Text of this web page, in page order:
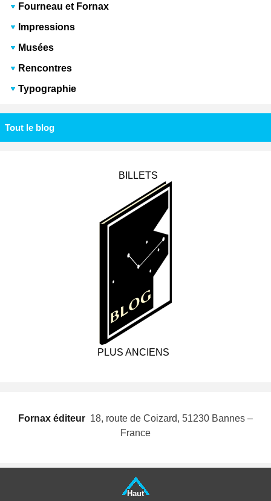
Fourneau et Fornax
Impressions
Musées
Rencontres
Typographie
Tout le blog
BILLETS
PLUS ANCIENS
Fornax éditeur  18, route de Coizard, 51230 Bannes –
France
Haut